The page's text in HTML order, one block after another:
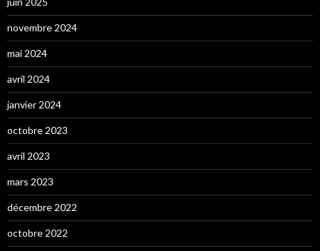
novembre 2024
mai 2024
avril 2024
janvier 2024
octobre 2023
avril 2023
mars 2023
décembre 2022
octobre 2022